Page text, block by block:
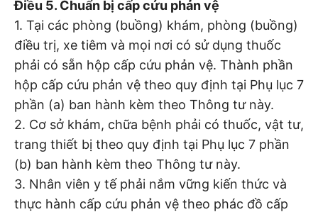
Điều 5. Chuẩn bị cấp cứu phản vệ
1. Tại các phòng (buồng) khám, phòng (buồng)
điều trị, xe tiêm và mọi nơi có sử dụng thuốc
phải có sẵn hộp cấp cứu phản vệ. Thành phần
hộp cấp cứu phản vệ theo quy định tại Phụ lục 7
phần (a) ban hành kèm theo Thông tư này.
2. Cơ sở khám, chữa bệnh phải có thuốc, vật tư,
trang thiết bị theo quy định tại Phụ lục 7 phần
(b) ban hành kèm theo Thông tư này.
3. Nhân viên y tế phải nắm vững kiến thức và
thực hành cấp cứu phản vệ theo phác đồ cấp